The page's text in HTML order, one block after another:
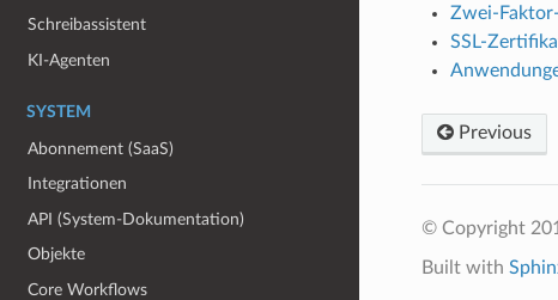
Schreibassistent
KI-Agenten
SYSTEM
Abonnement (SaaS)
Integrationen
API (System-Dokumentation)
Objekte
Core Workflows
Zwei-
SSL-
Previous
© Copyright
Built with